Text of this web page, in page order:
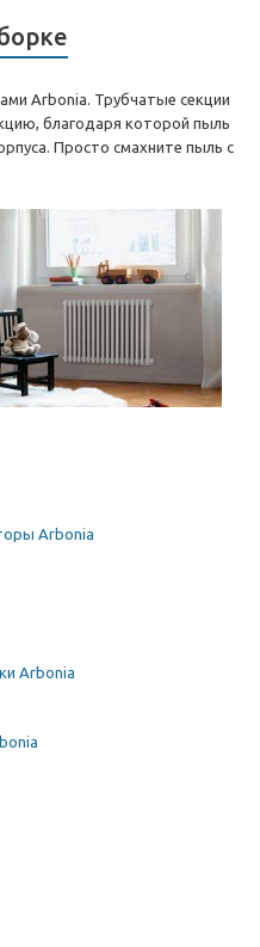
Arbonia. Трубчатые секции
благодаря которой пыль
Просто смахните пыль с
Arbonia
Arbonia